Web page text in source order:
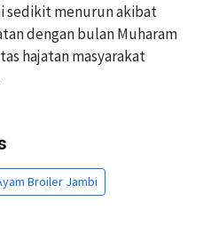
sedikit menurun akibat
dengan bulan Muharam
hajatan masyarakat
Broiler Jambi